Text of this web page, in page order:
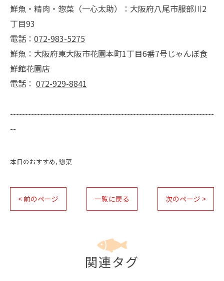
鮮魚・精肉・惣菜（一心太助）：大阪府八尾市服部川2
丁目93
電話： 072-983-5275
鮮魚：大阪府東大阪市花園本町1丁目6番7号じゃんぼ食
鮮館花園店
電話： 072-929-8841
--------------------------------------------------------------------
--
本日のおすすめ 惣菜
< 前のページ 一覧に戻る 次のページ >
関連タグ